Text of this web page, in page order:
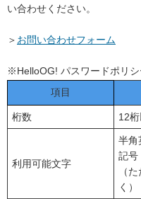
い合わせください。
＞ お問い合わせフォーム
※HelloOG! パスワードポリシ
項目
桁数 12
利用可能文字
半角
記号
（
く）